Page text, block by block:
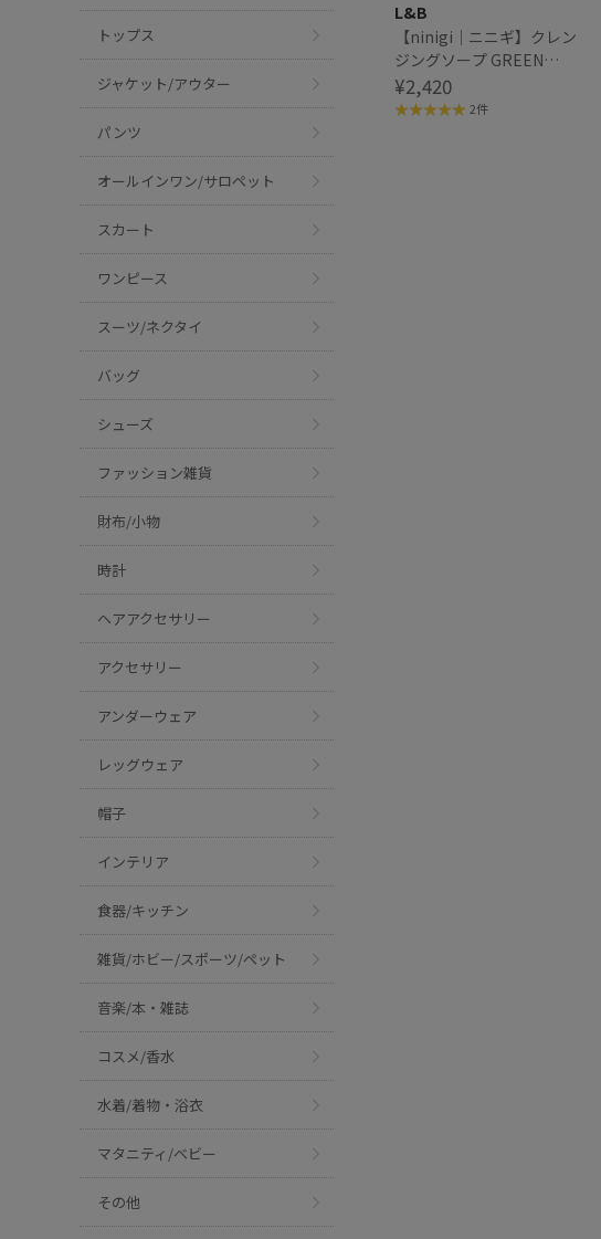
トップス
ジャケット/アウター
パンツ
オールインワン/サロペット
スカート
ワンピース
スーツ/ネクタイ
バッグ
シューズ
ファッション雑貨
財布/小物
時計
ヘアアクセサリー
アクセサリー
アンダーウェア
レッグウェア
帽子
インテリア
食器/キッチン
雑貨/ホビー/スポーツ/ペット
音楽/本・雑誌
コスメ/香水
水着/着物・浴衣
マタニティ/ベビー
その他
L&B
【ninigi｜ニニギ】クレン
ジングソープ GREEN
FOREST
¥2,420
2件